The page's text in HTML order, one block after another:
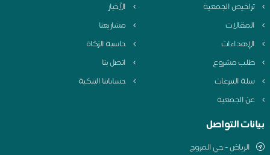
تراخيص الجمعية
الأخبار
المقالات
مشاريعنا
الإهداءات
حاسبة الزكاة
طلب مشروع
اتصل بنا
سلة التبرعات
حساباتنا البنكية
عن الجمعية
بيانات التواصل
الرياض - حي المروج